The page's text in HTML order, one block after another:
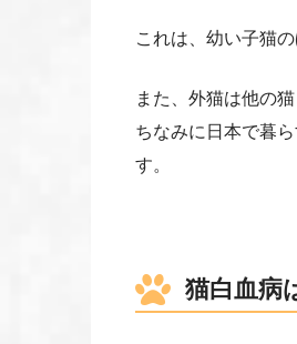
これは、幼い子猫
また、外猫は他の
ちなみに日本で暮
す。
猫白血病